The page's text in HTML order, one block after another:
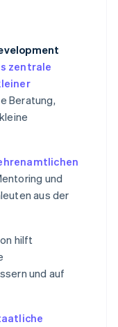
zentrale
Beratung,
und
aus der
hilft
und auf